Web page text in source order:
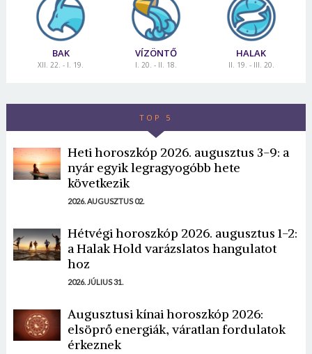
BAK
XII. 22. - I. 19.
VÍZÖNTŐ
I. 20. - II. 18.
HALAK
II. 19. - III. 20.
TOP 5
Heti horoszkóp 2026. augusztus 3-9: a
nyár egyik legragyogóbb hete
következik
2026. AUGUSZTUS 02.
Hétvégi horoszkóp 2026. augusztus 1-2:
a Halak Hold varázslatos hangulatot
hoz
2026. JÚLIUS 31.
Augusztusi kínai horoszkóp 2026:
elsöprő energiák, váratlan fordulatok
érkeznek